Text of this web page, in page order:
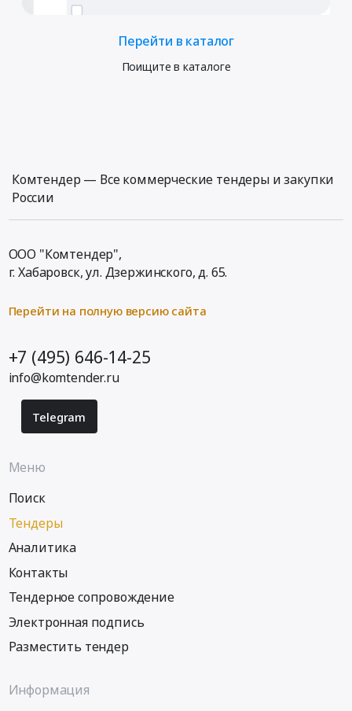
Перейти в каталог
Поищите в каталоге
Комтендер — Все коммерческие тендеры и закупки
России
ООО "Комтендер",
г. Хабаровск,ул. Дзержинского, д. 65.
Перейти на полную версию сайта
+7 (495) 646-14-25
info@komtender.ru
Telegram
Меню
Поиск
Тендеры
Аналитика
Контакты
Тендерное сопровождение
Электронная подпись
Разместить тендер
Информация